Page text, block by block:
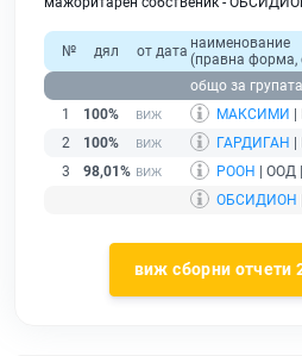
№ дял от дата наименование
(правна форма,
общо за
1
100% МАКСИМИ
2
100% ГАРДИГАН
3
98,01% РООН | ООД
ОБСИДИОН
виж сборни отчети